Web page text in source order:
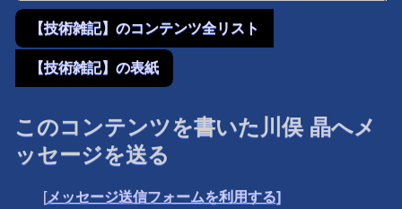
【技術雑記】のコンテンツ全リスト
【技術雑記】の表紙
このコンテンツを書いた川俣 晶へメ
ッセージを送る
[メッセージ送信フォームを利用する]